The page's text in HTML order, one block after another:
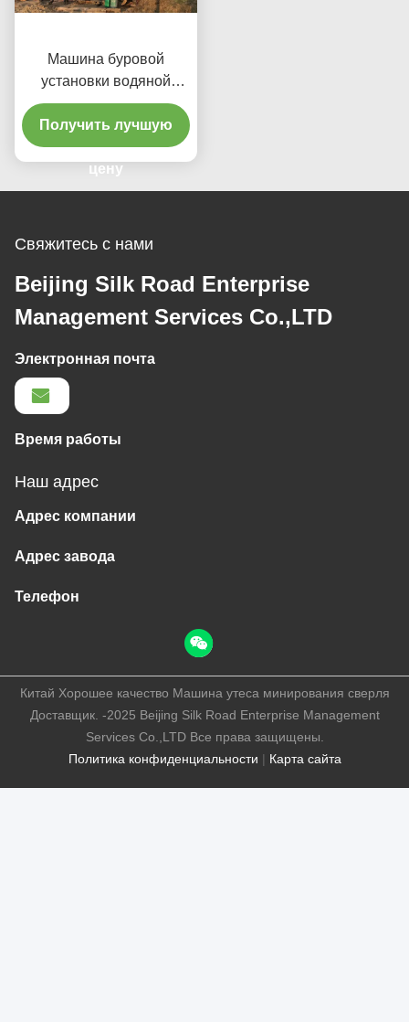
Машина буровой
установки водяной
скважины глубокой ямы
Кравлер ДЖК300
Получить лучшую
цену
Свяжитесь с нами
Beijing Silk Road Enterprise
Management Services Co.,LTD
Электронная почта
Время работы
Наш адрес
Адрес компании
Адрес завода
Телефон
Политика конфиденциальности | Карта сайта
Китай Хорошее качество Машина утеса минирования сверля
Доставщик. -2025 Beijing Silk Road Enterprise Management
Services Co.,LTD Все права защищены.